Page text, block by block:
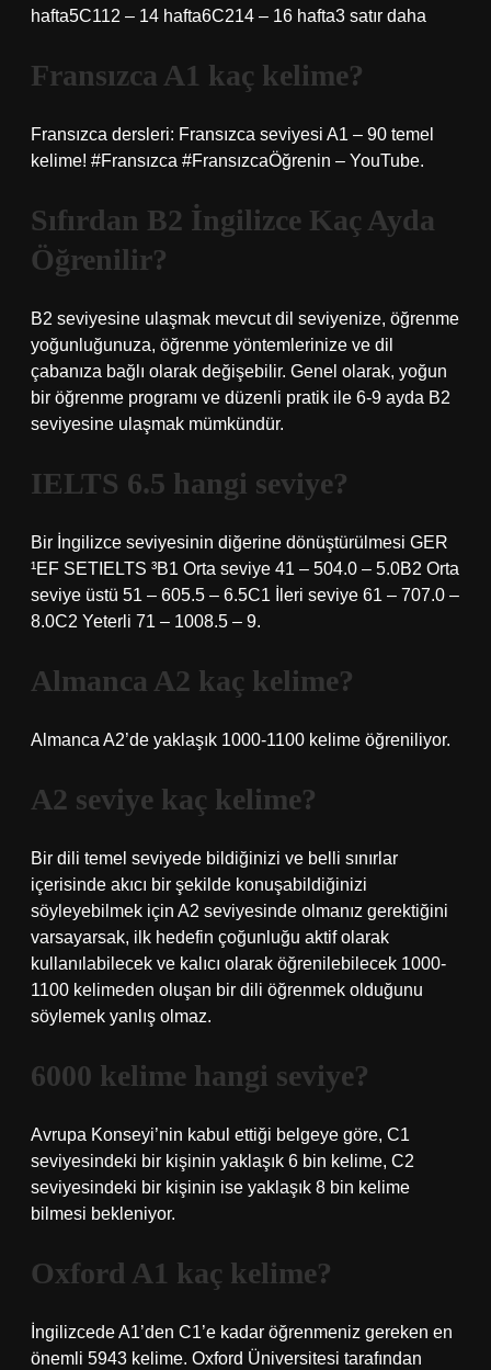
hafta5C112 – 14 hafta6C214 – 16 hafta3 satır daha
Fransızca A1 kaç kelime?
Fransızca dersleri: Fransızca seviyesi A1 – 90 temel
kelime! #Fransızca #FransızcaÖğrenin – YouTube.
Sıfırdan B2 İngilizce Kaç Ayda
Öğrenilir?
B2 seviyesine ulaşmak mevcut dil seviyenize, öğrenme
yoğunluğunuza, öğrenme yöntemlerinize ve dil
çabanıza bağlı olarak değişebilir. Genel olarak, yoğun
bir öğrenme programı ve düzenli pratik ile 6-9 ayda B2
seviyesine ulaşmak mümkündür.
IELTS 6.5 hangi seviye?
Bir İngilizce seviyesinin diğerine dönüştürülmesi GER
¹EF SETIELTS ³B1 Orta seviye 41 – 504.0 – 5.0B2 Orta
seviye üstü 51 – 605.5 – 6.5C1 İleri seviye 61 – 707.0 –
8.0C2 Yeterli 71 – 1008.5 – 9.
Almanca A2 kaç kelime?
Almanca A2’de yaklaşık 1000-1100 kelime öğreniliyor.
A2 seviye kaç kelime?
Bir dili temel seviyede bildiğinizi ve belli sınırlar
içerisinde akıcı bir şekilde konuşabildiğinizi
söyleyebilmek için A2 seviyesinde olmanız gerektiğini
varsayarsak, ilk hedefin çoğunluğu aktif olarak
kullanılabilecek ve kalıcı olarak öğrenilebilecek 1000-
1100 kelimeden oluşan bir dili öğrenmek olduğunu
söylemek yanlış olmaz.
6000 kelime hangi seviye?
Avrupa Konseyi’nin kabul ettiği belgeye göre, C1
seviyesindeki bir kişinin yaklaşık 6 bin kelime, C2
seviyesindeki bir kişinin ise yaklaşık 8 bin kelime
bilmesi bekleniyor.
Oxford A1 kaç kelime?
İngilizcede A1’den C1’e kadar öğrenmeniz gereken en
önemli 5943 kelime. Oxford Üniversitesi tarafından